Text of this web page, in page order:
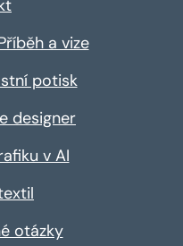
a vize
potisk
designer
v AI
otázky